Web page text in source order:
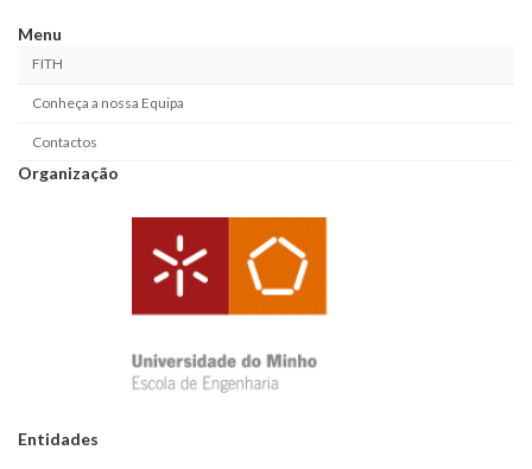
Menu
FITH
Conheça a nossa Equipa
Contactos
Organização
Entidades